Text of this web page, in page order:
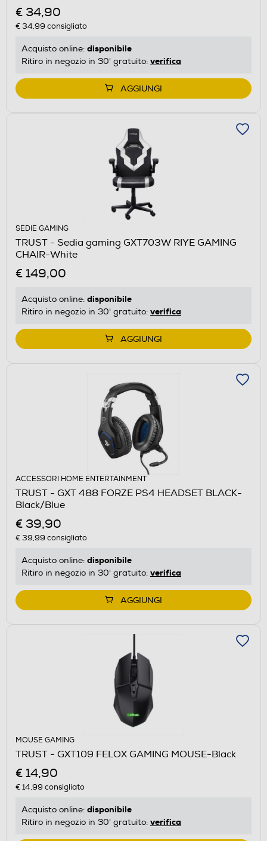
€ 34,90
€ 34,99 consigliato
Acquisto online: disponibile
Ritiro in negozio in 30' gratuito: verifica
AGGIUNGI
SEDIE GAMING
TRUST - Sedia gaming GXT703W RIYE GAMING
CHAIR-White
€ 149,00
Acquisto online: disponibile
Ritiro in negozio in 30' gratuito: verifica
AGGIUNGI
ACCESSORI HOME ENTERTAINMENT
TRUST - GXT 488 FORZE PS4 HEADSET BLACK-
Black/Blue
€ 39,90
€ 39,99 consigliato
Acquisto online: disponibile
Ritiro in negozio in 30' gratuito: verifica
AGGIUNGI
MOUSE GAMING
TRUST - GXT109 FELOX GAMING MOUSE-Black
€ 14,90
€ 14,99 consigliato
Acquisto online: disponibile
Ritiro in negozio in 30' gratuito: verifica